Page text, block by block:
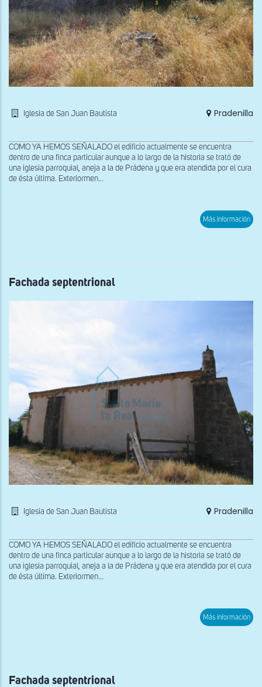
Iglesia de San Juan Bautista Pradenilla
COMO YA HEMOS SEÑALADO el edificio actualmente se encuentra
dentro de una finca particular aunque a lo largo de la historia se trató de
una iglesia parroquial, aneja a la de Prádena y que era atendida por el cura
de ésta última. Exteriormen...
Más información
Fachada septentrional
Iglesia de San Juan Bautista Pradenilla
COMO YA HEMOS SEÑALADO el edificio actualmente se encuentra
dentro de una finca particular aunque a lo largo de la historia se trató de
una iglesia parroquial, aneja a la de Prádena y que era atendida por el cura
de ésta última. Exteriormen...
Más información
Fachada septentrional